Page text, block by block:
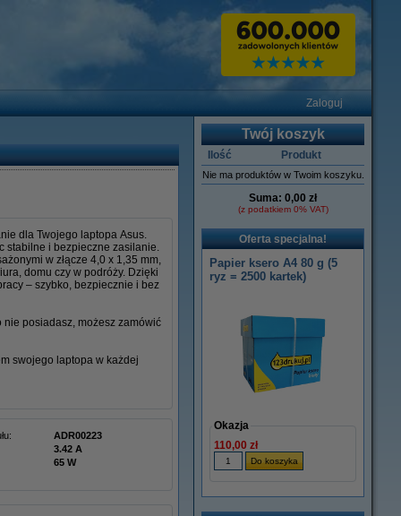
Zaloguj
dla Twojego laptopa Asus.
stabilne i bezpieczne zasilanie.
w złącze 4,0 x 1,35 mm,
domu czy w podróży. Dzięki
– szybko, bezpiecznie i bez
nie posiadasz, możesz zamówić
swojego laptopa w każdej
ADR00223
3.42 A
65 W
Twój koszyk
Ilość Produkt
Nie ma produktów w Twoim koszyku.
Suma: 0,00 zł
(z podatkiem 0% VAT)
Oferta specjalna!
Papier ksero A4 80 g (5
ryz = 2500 kartek)
Okazja
110,00 zł